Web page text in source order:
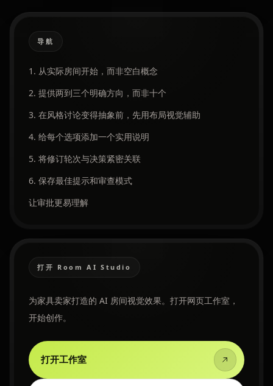
导航
1. 从实际房间开始，而非空白概念
2. 提供两到三个明确方向，而非十个
3. 在风格讨论变得抽象前，先用布局视觉辅助
4. 给每个选项添加一个实用说明
5. 将修订轮次与决策紧密关联
6. 保存最佳提示和审查模式
让审批更易理解
打开 Room AI Studio
为家具卖家打造的 AI 房间视觉效果。打开网页工作室，
开始创作。
打开工作室